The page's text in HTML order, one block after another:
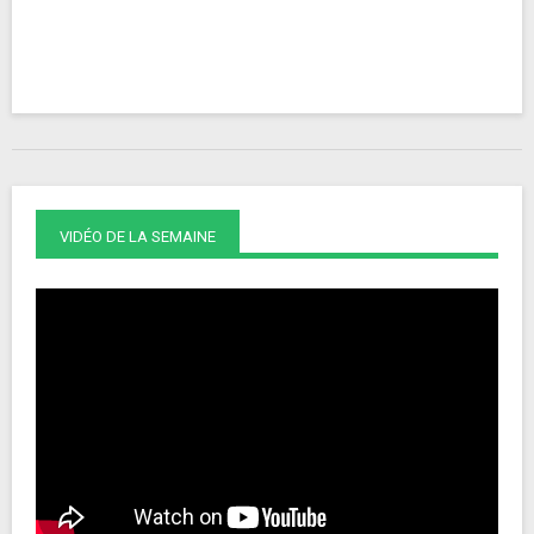
VIDÉO DE LA SEMAINE